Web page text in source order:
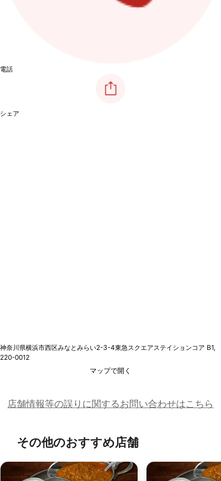
電話
シェア
神奈川県横浜市西区みなとみらい2-3-4東急スクエアステイションコア B1,
220-0012
マップで開く
店舗情報等の誤りに関するお問い合わせはこちら
その他のおすすめ店舗